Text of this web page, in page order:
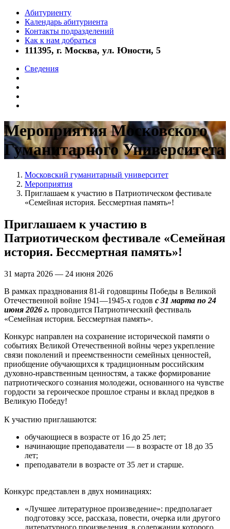
Абитуриенту
Календарь абитуриента
Контакты подразделений
Как к нам добраться
111395, г. Москва, ул. Юности, 5
Сведения
Мероприятия Московского
Гуманитарного Университета
Московский гуманитарный университет
Мероприятия
Приглашаем к участию в Патриотическом фестивале
«Семейная история. Бессмертная память»!
Приглашаем к участию в
Патриотическом фестивале «Семейная
история. Бессмертная память»!
31 марта 2026 — 24 июня 2026
В рамках празднования 81-й годовщины Победы в Великой
Отечественной войне 1941—1945-х годов с 31 марта по 24
июня 2026 г. проводится Патриотический фестиваль
«Семейная история. Бессмертная память».
Конкурс направлен на сохранение исторической памяти о
событиях Великой Отечественной войны через укрепление
связи поколений и преемственности семейных ценностей,
приобщение обучающихся к традиционным российским
духовно-нравственным ценностям, а также формирование
патриотического сознания молодежи, основанного на чувстве
гордости за героическое прошлое страны и вклад предков в
Великую Победу!
К участию приглашаются:
обучающиеся в возрасте от 16 до 25 лет;
начинающие преподаватели — в возрасте от 18 до 35
лет;
преподаватели в возрасте от 35 лет и старше.
Конкурс представлен в двух номинациях:
«Лучшее литературное произведение»: предполагает
подготовку эссе, рассказа, повести, очерка или другого
литературного произведения, в содержании которого